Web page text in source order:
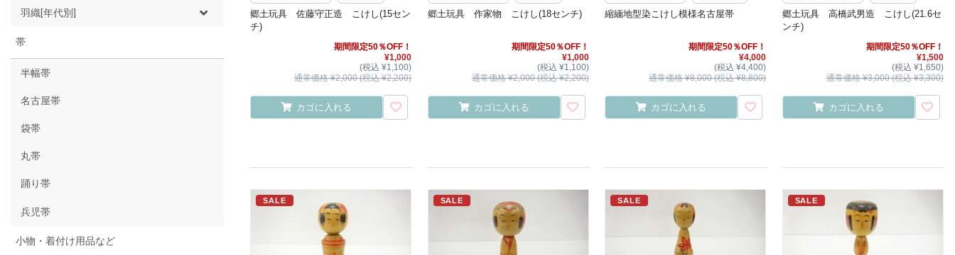
羽織[年代別]
帯
半幅帯
名古屋帯
袋帯
丸帯
踊り帯
兵児帯
小物・着付け用品など
郷土玩具 佐藤守正造 こけし(15セン
チ)
期間限定50％OFF！
¥1,000
(税込 ¥1,100)
通常価格 ¥2,000 (税込 ¥2,200)
カゴに入れる
郷土玩具 作家物 こけし(18センチ)
期間限定50％OFF！
¥1,000
(税込 ¥1,100)
通常価格 ¥2,000 (税込 ¥2,200)
カゴに入れる
縮緬地型染こけし模様名古屋帯
期間限定50％OFF！
¥4,000
(税込 ¥4,400)
通常価格 ¥8,000 (税込 ¥8,800)
カゴに入れる
郷土玩具 高橋武男造 こけし(21.6セ
ンチ)
期間限定50％OFF！
¥1,500
(税込 ¥1,650)
通常価格 ¥3,000 (税込 ¥3,300)
カゴに入れる
SALE SALE SALE SALE